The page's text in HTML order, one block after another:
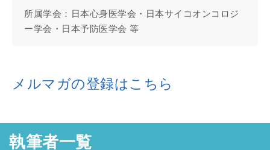
所属学会：日本心身医学会・日本サイコオンコロジ
ー学会・日本予防医学会 等
メルマガの登録はこちら
執筆者一覧